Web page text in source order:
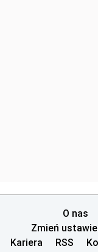
O nas
Zmień
Kariera
RSS